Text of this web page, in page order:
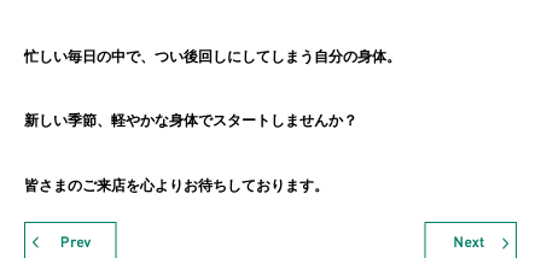
忙しい毎日の中で、つい後回しにしてしまう自分の身体。
新しい季節、軽やかな身体でスタートしませんか？
皆さまのご来店を心よりお待ちしております。